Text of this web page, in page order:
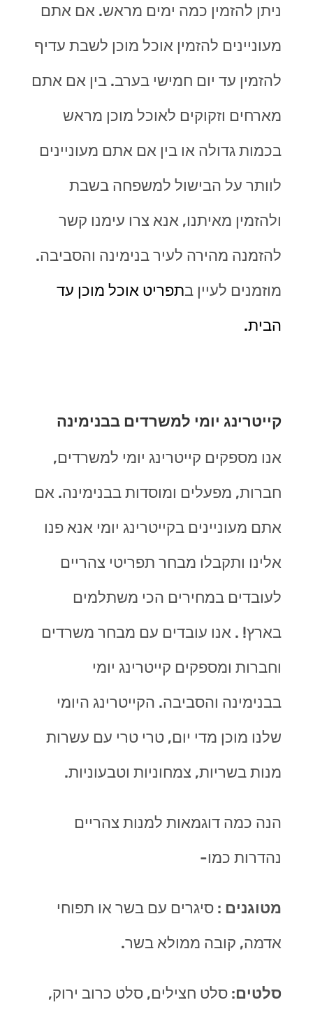
ניתן להזמין כמה ימים מראש. אם אתם
מעוניינים להזמין אוכל מוכן לשבת עדיף
להזמין עד יום חמישי בערב. בין אם אתם
מארחים וזקוקים לאוכל מוכן מראש
בכמות גדולה או בין אם אתם מעוניינים
לוותר על הבישול למשפחה בשבת
ולהזמין מאיתנו, אנא צרו עימנו קשר
להזמנה מהירה לעיר בנימינה והסביבה.
מוזמנים לעיין בתפריט אוכל מוכן עד
הבית.
קייטרינג יומי למשרדים בבנימינה
אנו מספקים קייטרינג יומי למשרדים,
חברות, מפעלים ומוסדות בבנימינה. אם
אתם מעוניינים בקייטרינג יומי אנא פנו
אלינו ותקבלו מבחר תפריטי צהריים
לעובדים במחירים הכי משתלמים
בארץ! . אנו עובדים עם מבחר משרדים
וחברות ומספקים קייטרינג יומי
בבנימינה והסביבה. הקייטרינג היומי
שלנו מוכן מדי יום, טרי טרי עם עשרות
מנות בשריות, צמחוניות וטבעוניות.
הנה כמה דוגמאות למנות צהריים
נהדרות כמו-
מטוגנים : סיגרים עם בשר או תפוחי
אדמה, קובה ממולא בשר.
סלטים: סלט חצילים, סלט כרוב ירוק,